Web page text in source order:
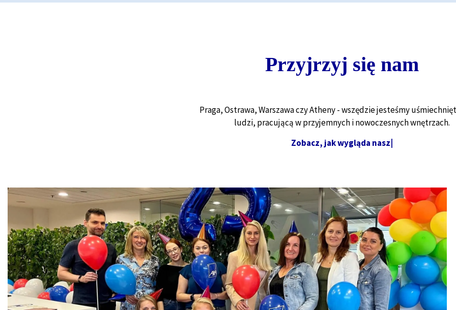
Przyjrzyj się nam
Praga, Ostrawa, Warszawa czy Atheny - wszędzie jesteśmy
ludzi, pracującą w przyjemnych i nowoczesnych wnętrzach.
jakwygl ądanaszeżyciew